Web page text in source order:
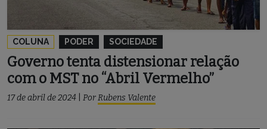
COLUNA PODER SOCIEDADE
Governo tenta distensionar relação
com o MST no “Abril Vermelho”
17 de abril de 2024 PorRubens Valente